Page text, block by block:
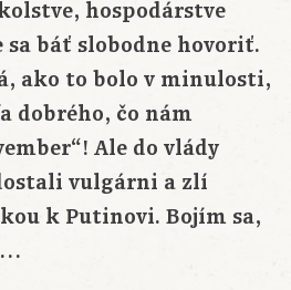
hospodárstve
sa báť slobodne hovoriť.
ako to bolo v minulosti,
dobrého, čo nám
Ale do vlády
vulgárni a zlí
k Putinovi. Bojím sa,